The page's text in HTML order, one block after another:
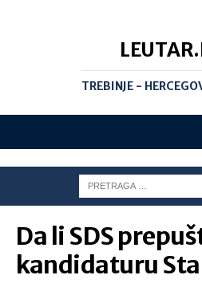
TREBINJE -
Da li SDS
kandidaturu